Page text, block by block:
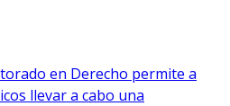
en Derecho permite a
llevar a cabo una